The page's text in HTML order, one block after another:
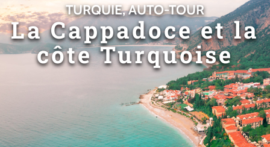
TURQUIE, AUTO-TOUR
La Cappadoce et la
côte Turquoise